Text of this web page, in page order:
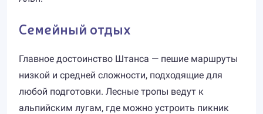
Семейный отдых
Главное достоинство Штанса — пешие маршруты
низкой и средней сложности, подходящие для
любой подготовки. Лесные тропы ведут к
альпийским лугам, где можно устроить пикник